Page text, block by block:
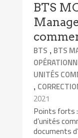
BTS
BTS , BTS
UNITÉS
,
2021
Points forts
d’unités
documents